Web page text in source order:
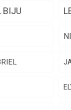
BIJU